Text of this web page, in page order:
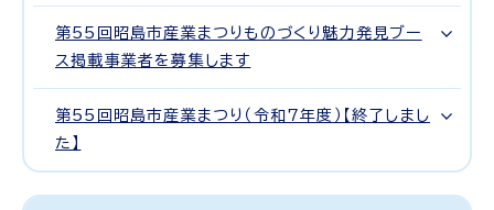
第55回昭島市産業まつりものづくり魅力発見ブー
ス掲載事業者を募集します
第55回昭島市産業まつり（令和7年度）【終了しまし
た】